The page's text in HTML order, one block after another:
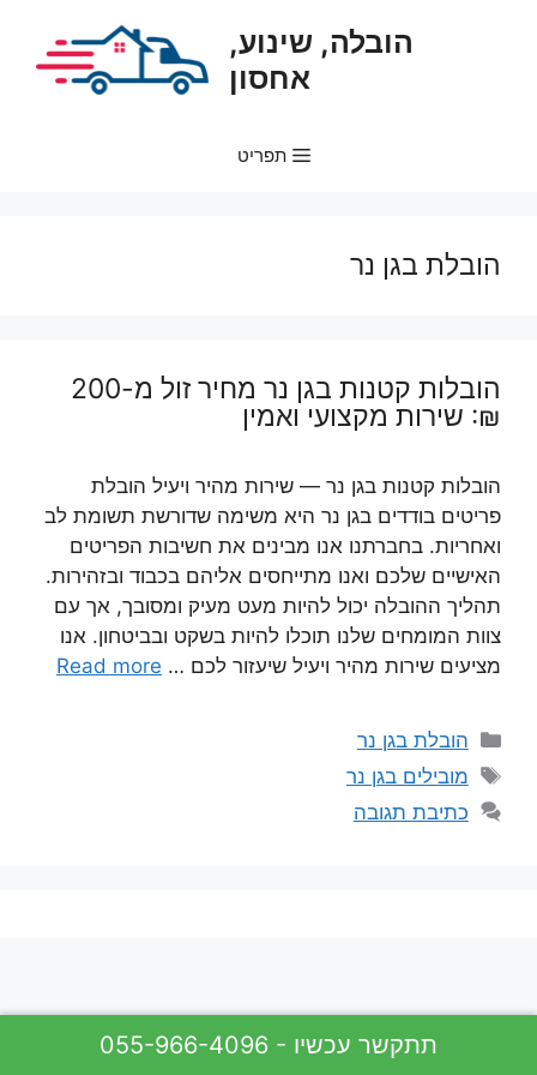
הובלה, שינוע,
אחסון
תפריט
הובלת בגן נר
הובלות קטנות בגן נר מחיר זול מ-200
₪: שירות מקצועי ואמין
הובלות קטנות בגן נר — שירות מהיר ויעיל הובלת
פריטים בודדים בגן נר היא משימה שדורשת תשומת לב
ואחריות. בחברתנו אנו מבינים את חשיבות הפריטים
האישיים שלכם ואנו מתייחסים אליהם בכבוד ובזהירות.
תהליך ההובלה יכול להיות מעט מעיק ומסובך, אך עם
צוות המומחים שלנו תוכלו להיות בשקט ובביטחון. אנו
מציעים שירות מהיר ויעיל שיעזור לכם … Read more
קטגוריות
הובלת בגן נר
תגיות
מובילים בגן נר
כתיבת תגובה
055-966-4096 - תתקשר עכשיו